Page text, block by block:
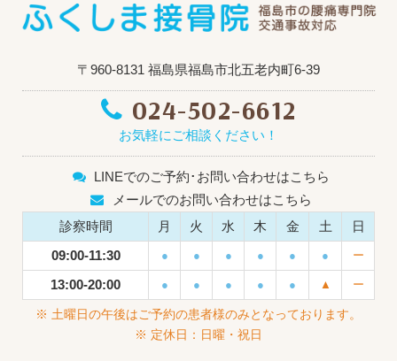
〒960-8131 福島県福島市北五老内町6-39
024-502-6612
お気軽にご相談ください！
LINEでのご予約･お問い合わせはこちら
メールでのお問い合わせはこちら
診察時間
月 火 水 木 金 土
日
09:00-11:30
● ● ● ● ● ● ー
13:00-20:00 ● ● ● ● ● ▲ ー
※ 土曜日の午後はご予約の患者様のみとなっております。
※ 定休日：日曜・祝日